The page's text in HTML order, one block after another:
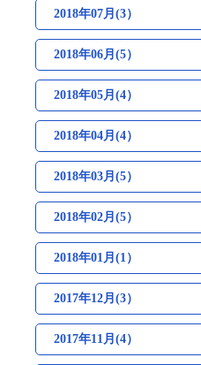
2018年07月(3）
2018年06月(5）
2018年05月(4）
2018年04月(4）
2018年03月(5）
2018年02月(5）
2018年01月(1）
2017年12月(3）
2017年11月(4）